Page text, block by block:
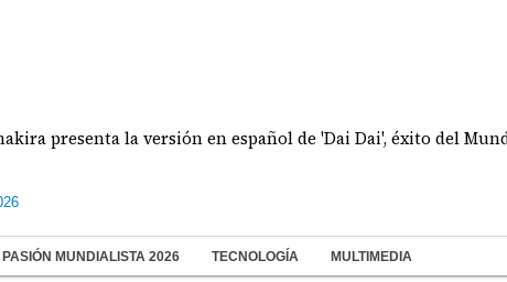
la versión en español de 'Dai Dai', éxito del Mundial 2026
PASIÓN MUNDIALISTA 2026 TECNOLOGÍA MULTIMEDIA